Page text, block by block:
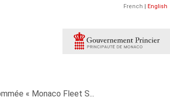
French | English
« Monaco Fleet S...